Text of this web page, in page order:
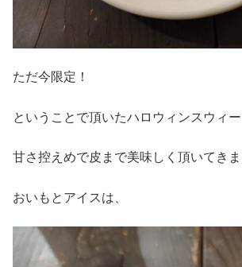
ただ今限定！
ということで頂いたハロウィンスウィ
甘さ控えめで皮まで美味しく頂いてき
おいもとアイスは、